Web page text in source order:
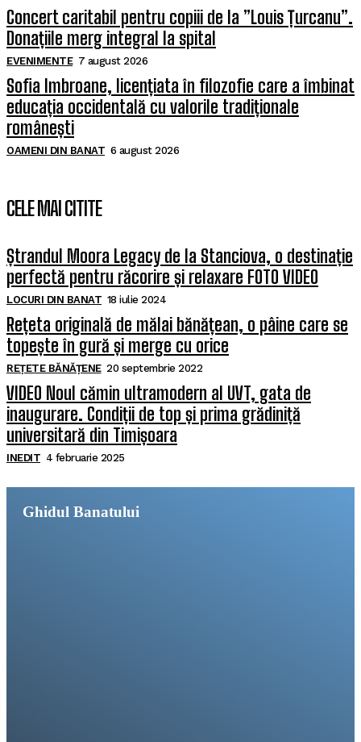
Concert caritabil pentru copiii de la ”Louis Țurcanu”.
Donațiile merg integral la spital
EVENIMENTE 7 august 2026
Sofia Imbroane, licențiata în filozofie care a îmbinat
educația occidentală cu valorile tradiționale
românești
OAMENI DIN BANAT 6 august 2026
CELE MAI CITITE
Ștrandul Moora Legacy de la Stanciova, o destinație
perfectă pentru răcorire și relaxare FOTO VIDEO
LOCURI DIN BANAT 18 iulie 2024
Rețeta originală de mălai bănățean, o pâine care se
topește în gură și merge cu orice
REȚETE BĂNĂȚENE 20 septembrie 2022
VIDEO Noul cămin ultramodern al UVT, gata de
inaugurare. Condiții de top și prima grădiniță
universitară din Timișoara
INEDIT 4 februarie 2025
Ghidul Banatului